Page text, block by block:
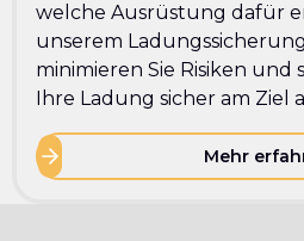
welche Ausrüstung dafür
unserem
minimieren Sie Risiken und
Ihre Ladung sicher am Ziel
Mehr